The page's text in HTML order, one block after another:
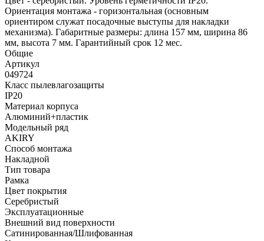
Ориентация монтажа - горизонтальная (основным
ориентиром служат посадочные выступы для накладки
механизма). Габаритные размеры: длина 157 мм, ширина 86
мм, высота 7 мм. Гарантийный срок 12 мес.
Общие
Артикул
049724
Класс пылевлагозащиты
IP20
Материал корпуса
Алюминий+пластик
Модельный ряд
AKIRY
Способ монтажа
Накладной
Тип товара
Рамка
Цвет покрытия
Серебристый
Эксплуатационные
Внешний вид поверхности
Сатинированная/Шлифованная